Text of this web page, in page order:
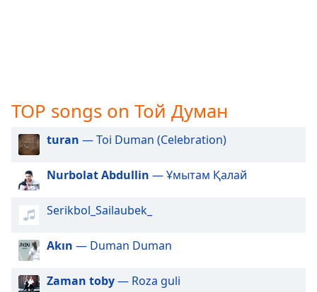
captions
off
selected
Track
Picture
Fullscreen
This
TOP songs on Той Думан
turan — Toi Duman (Celebration)
Nurbolat Abdullin — Ұмытам Қалай
Serikbol_Sailaubek_
Akın — Duman Duman
Zaman toby— Roza guli